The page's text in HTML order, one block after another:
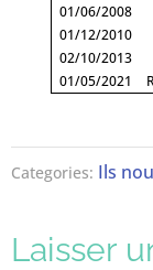
01/06/2008
01/12/2010
02/10/2013
01/05/2021
Categories: Ils
Laisser